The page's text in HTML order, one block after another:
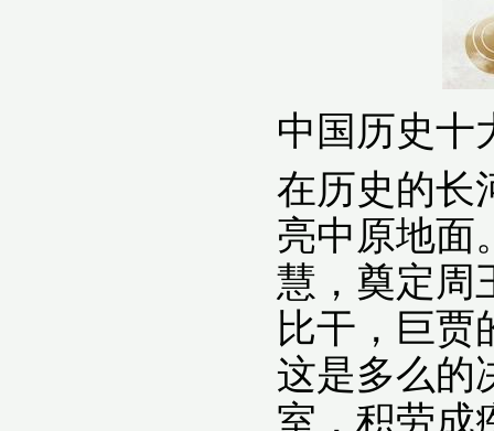
中国历史十
在历史的长
亮中原地面
慧，奠定周
比干，巨贾
这是多么的
室，积劳成